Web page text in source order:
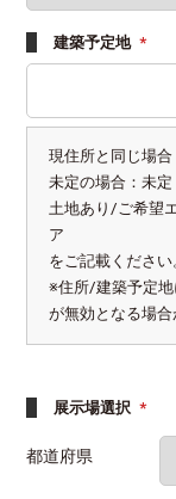
建築予定地 *
現住所と同じ場
未定の場合：未定
土地あり/ご希望
ア
をご記載ください
※住所/建築予定
が無効となる場合
展示場選択 *
都道府県